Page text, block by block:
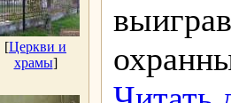
[Церкви и
храмы]